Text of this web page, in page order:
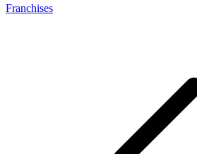
Franchises